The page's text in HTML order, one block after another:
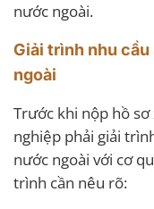
nước ngoài.
Giải trình nhu
ngoài
Trước khi nộp hồ
nghiệp phải giải
nước ngoài với cơ
trình cần nêu rõ: